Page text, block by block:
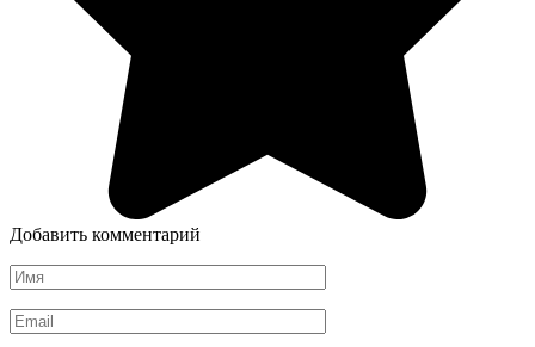
Добавить комментарий
Имя
*
Email
*